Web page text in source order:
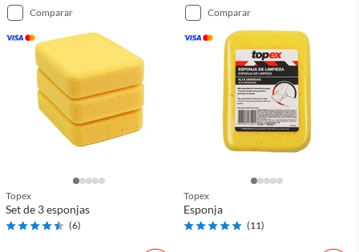
comparar
Topex
Set de 3 esponjas
(6)
comparar
Topex
Esponja
(11)